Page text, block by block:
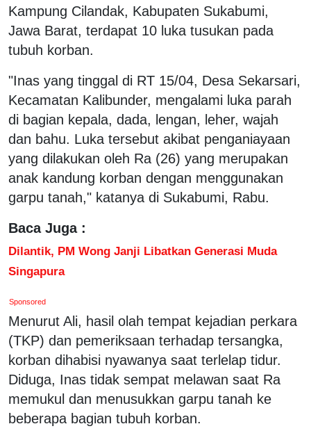
Kampung Cilandak, Kabupaten Sukabumi,
Jawa Barat, terdapat 10 luka tusukan pada
tubuh korban.
"Inas yang tinggal di RT 15/04, Desa Sekarsari,
Kecamatan Kalibunder, mengalami luka parah
di bagian kepala, dada, lengan, leher, wajah
dan bahu. Luka tersebut akibat penganiayaan
yang dilakukan oleh Ra (26) yang merupakan
anak kandung korban dengan menggunakan
garpu tanah," katanya di Sukabumi, Rabu.
Baca Juga :
Dilantik, PM Wong Janji Libatkan Generasi Muda
Singapura
Sponsored
Menurut Ali, hasil olah tempat kejadian perkara
(TKP) dan pemeriksaan terhadap tersangka,
korban dihabisi nyawanya saat terlelap tidur.
Diduga, Inas tidak sempat melawan saat Ra
memukul dan menusukkan garpu tanah ke
beberapa bagian tubuh korban.